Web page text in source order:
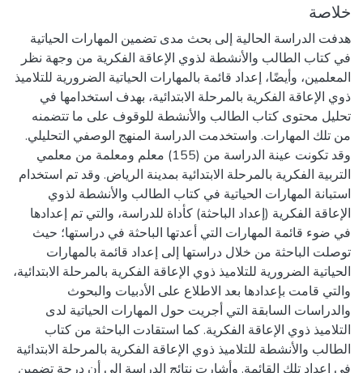
خلاصة
هدفت الدراسة الحالية إلى بحث مدى تضمين المهارات الحياتية
في كتاب الطالب والأنشطة لذوي الإعاقة الفكرية من وجهة نظر
المعلمين، وأيضًا، إعداد قائمة بالمهارات الحياتية الضرورية للتلاميذ
ذوي الإعاقة الفكرية بالمرحلة الابتدائية، بهدف استخدامها في
تحليل محتوى كتاب الطالب والأنشطة للوقوف على ما تتضمنه
من تلك المهارات. واستخدمت الدراسة المنهج الوصفي التحليلي.
وقد تكونت عينة الدراسة من (155) معلم ومعلمة من معلمي
التربية الفكرية بالمرحلة الابتدائية بمدينة الرياض. وقد تم استخدام
استبانة المهارات الحياتية في كتاب الطالب والأنشطة لذوي
الإعاقة الفكرية (إعداد الباحثة) كأداة للدراسة، والتي تم إعدادها
في ضوء قائمة المهارات التي أعدتها الباحثة في دراستها؛ حيث
توصلت الباحثة من خلال دراستها إلى إعداد قائمة بالمهارات
الحياتية الضرورية للتلاميذ ذوي الإعاقة الفكرية بالمرحلة الابتدائية،
والتي قامت بإعدادها بعد الاطلاع على الأدبيات والبحوث
والدراسات السابقة التي أجريت حول المهارات الحياتية لدى
التلاميذ ذوي الإعاقة الفكرية. كما استقادت الباحثة من كتاب
الطالب والأنشطة للتلاميذ ذوي الإعاقة الفكرية بالمرحلة الابتدائية
في إعداد تلك القائمة. وأشارت نتائج الدراسة إلى أن درجة تضمين